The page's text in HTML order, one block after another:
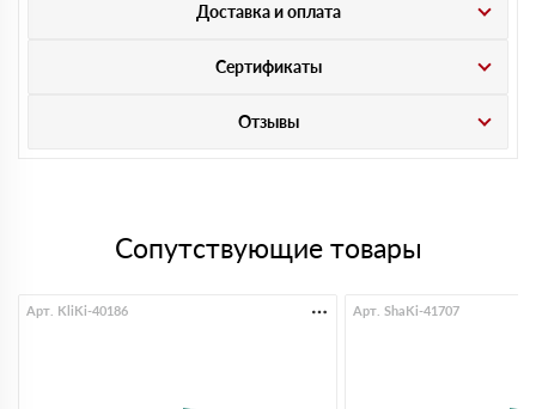
Доставка и оплата
Сертификаты
Отзывы
Сопутствующие товары
Арт. KliKi-40186 Арт. ShaKi-41707